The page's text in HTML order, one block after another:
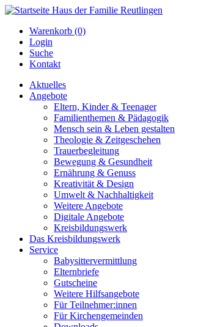
Warenkorb (0)
Login
Suche
Kontakt
Aktuelles
Angebote
Eltern, Kinder & Teenager
Familienthemen & Pädagogik
Mensch sein & Leben gestalten
Theologie & Zeitgeschehen
Trauerbegleitung
Bewegung & Gesundheit
Ernährung & Genuss
Kreativität & Design
Umwelt & Nachhaltigkeit
Weitere Angebote
Digitale Angebote
Kreisbildungswerk
Das Kreisbildungswerk
Service
Babysittervermittlung
Elternbriefe
Gutscheine
Weitere Hilfsangebote
Für Teilnehmer:innen
Für Kirchengemeinden